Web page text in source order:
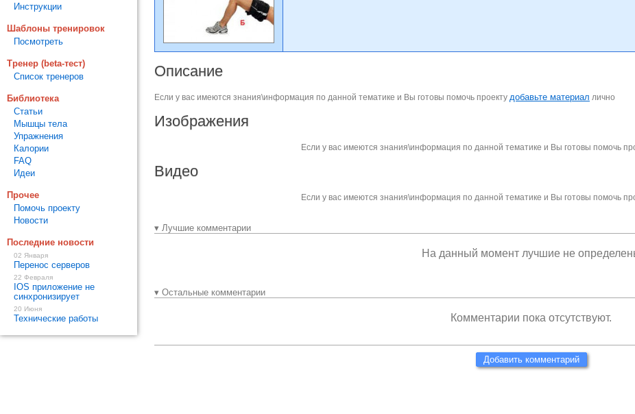
Описание
Если у вас имеются знания\информация по данной тематике и Вы готовы помочь проекту добавьте материал лично
Изображения
Если у вас имеются знания\информация по данной тематике и Вы готовы помочь
Видео
Если у вас имеются знания\информация по данной тематике и Вы готовы помочь
▾ Лучшие комментарии
На данный момент лучшие не
▾ Остальные комментарии
Комментарии пока отсутствуют.
Добавить комментарий
Инструкции
Шаблоны тренировок
Посмотреть
Тренер (beta-тест)
Список тренеров
Библиотека
Статьи
Мышцы тела
Упражнения
Калории
FAQ
Идеи
Прочее
Помочь проекту
Новости
Последние новости
02 Января
Перенос серверов
22 Февраля
IOS приложение не
синхронизирует
20 Июня
Технические работы